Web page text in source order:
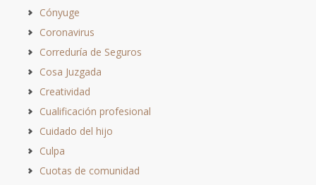
Cónyuge
Coronavirus
Correduría de Seguros
Cosa Juzgada
Creatividad
Cualificación profesional
Cuidado del hijo
Culpa
Cuotas de comunidad